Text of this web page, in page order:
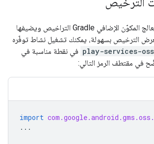
عند إنشاء تطبيقك، يعالج المكوّن الإضافي Gradle التراخيص ويضيفها
الترخيص بسهولة، يمكنك تشغيل نشاط توفّره
play-services- في نقطة مناسبة في
في مقتطف الرمز التالي:
import
...